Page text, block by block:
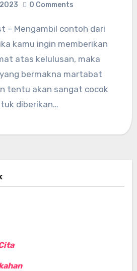
0 Comments
kamu ingin memberikan
atas kelulusan, maka
bermakna martabat
tentu akan sangat cocok
diberikan…